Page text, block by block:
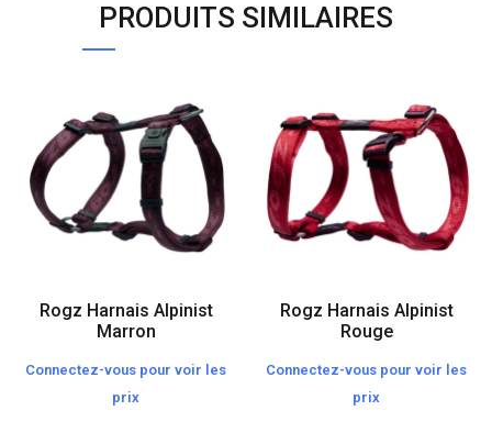
PRODUITS SIMILAIRES
Rogz Harnais Alpinist
Marron
Connectez-vous pour voir les
prix
Rogz Harnais Alpinist
Rouge
Connectez-vous pour voir les
prix